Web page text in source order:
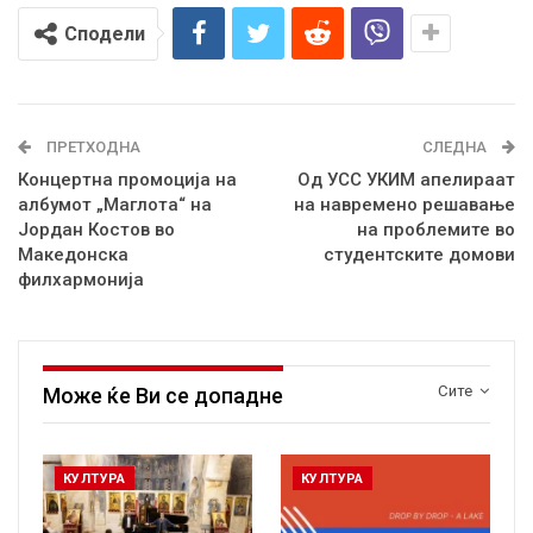
Сподели
ПРЕТХОДНА
Концертна промоција на
албумот „Маглота“ на
Јордан Костов во
Македонска
филхармонија
СЛЕДНА
Од УСС УКИМ апелираат
на навремено решавање
на проблемите во
студентските домови
Сите
Може ќе Ви се допадне
КУЛТУРА КУЛТУРА